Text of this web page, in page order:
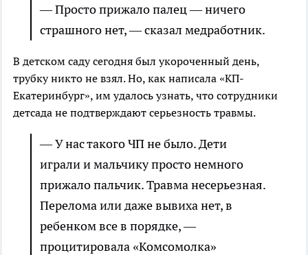
— Просто прижало палец — ничего
страшного нет, — сказал медработник.
В детском саду сегодня был укороченный день,
трубку никто не взял. Но, как написала «КП-
Екатеринбург», им удалось узнать, что сотрудники
детсада не подтверждают серьезность травмы.
— У нас такого ЧП не было. Дети
играли и мальчику просто немного
прижало пальчик. Травма несерьезная.
Перелома или даже вывиха нет, в
ребенком все в порядке, —
процитировала «Комсомолка»